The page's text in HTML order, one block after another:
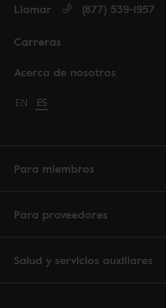
Acerca de nosotros
Carreras
Llamar (877) 539-1957
Change language to English
EN Cambiar idioma a español
ES
Para miembros
Para proveedores
Salud y servicios auxiliares